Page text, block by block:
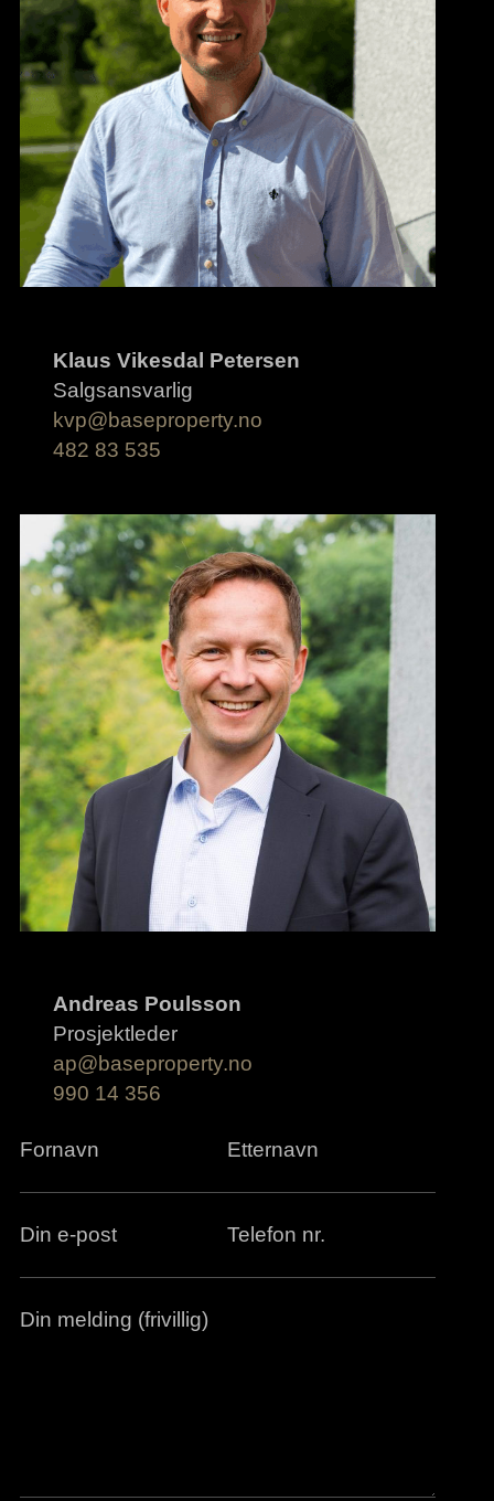
Klaus Vikesdal Petersen
Salgsansvarlig
kvp@baseproperty.no
482 83 535
Andreas Poulsson
Prosjektleder
ap@baseproperty.no
990 14 356
Fornavn Etternavn
Din e-post Telefon nr.
Din melding (frivillig)